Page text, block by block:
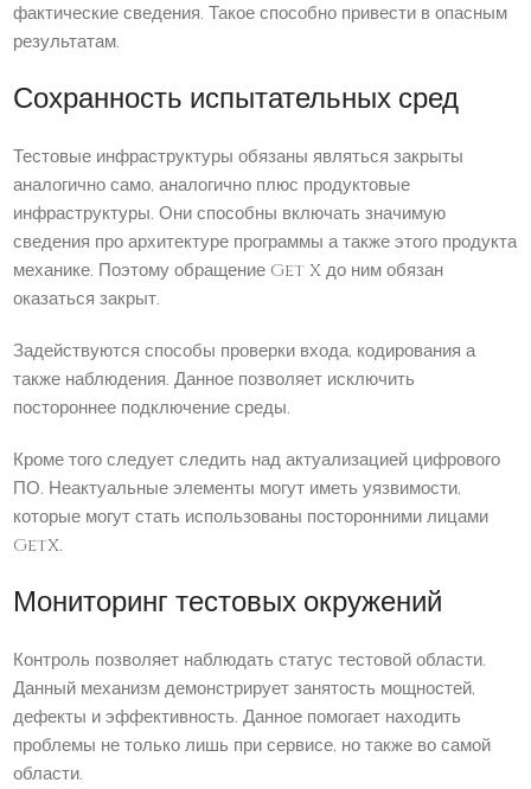
фактические сведения. Такое способно привести в опасным
результатам.
Сохранность испытательных сред
Тестовые инфраструктуры обязаны являться закрыты
аналогично само, аналогично плюс продуктовые
инфраструктуры. Они способны включать значимую
сведения про архитектуре программы а также этого продукта
механике. Поэтому обращение Get X до ним обязан
оказаться закрыт.
Задействуются способы проверки входа, кодирования а
также наблюдения. Данное позволяет исключить
постороннее подключение среды.
Кроме того следует следить над актуализацией цифрового
ПО. Неактуальные элементы могут иметь уязвимости,
которые могут стать использованы посторонними лицами
GetX.
Мониторинг тестовых окружений
Контроль позволяет наблюдать статус тестовой области.
Данный механизм демонстрирует занятость мощностей,
дефекты и эффективность. Данное помогает находить
проблемы не только лишь при сервисе, но также во самой
области.